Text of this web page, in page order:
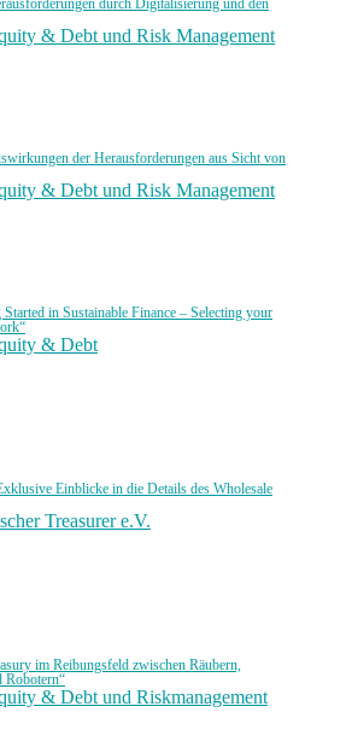
durch Digitalisierung und den
& Debt und Risk Management
der Herausforderungen aus Sicht von
& Debt und Risk Management
in Sustainable Finance – Selecting your
& Debt
Einblicke in die Details des Wholesale
Treasurer e.V.
im Reibungsfeld zwischen Räubern,
Robotern“
& Debt und Riskmanagement